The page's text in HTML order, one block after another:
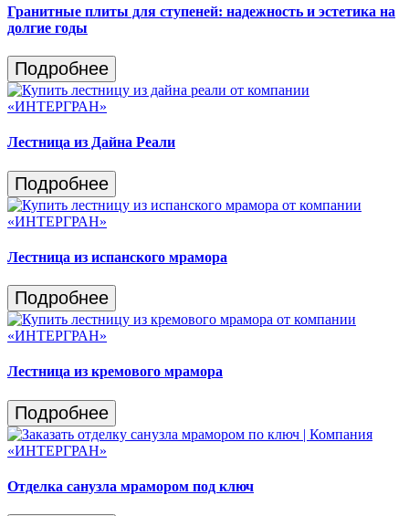
Гранитные плиты для ступеней: надежность и эстетика на
долгие годы
Подробнее
Лестница из Дайна Реали
Подробнее
Лестница из испанского мрамора
Подробнее
Лестница из кремового мрамора
Подробнее
Отделка санузла мрамором под ключ